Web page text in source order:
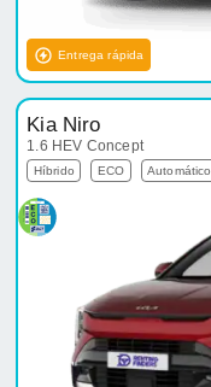
Entrega rápida
Kia Niro
1.6 HEV Concept
Híbrido ECO Automático